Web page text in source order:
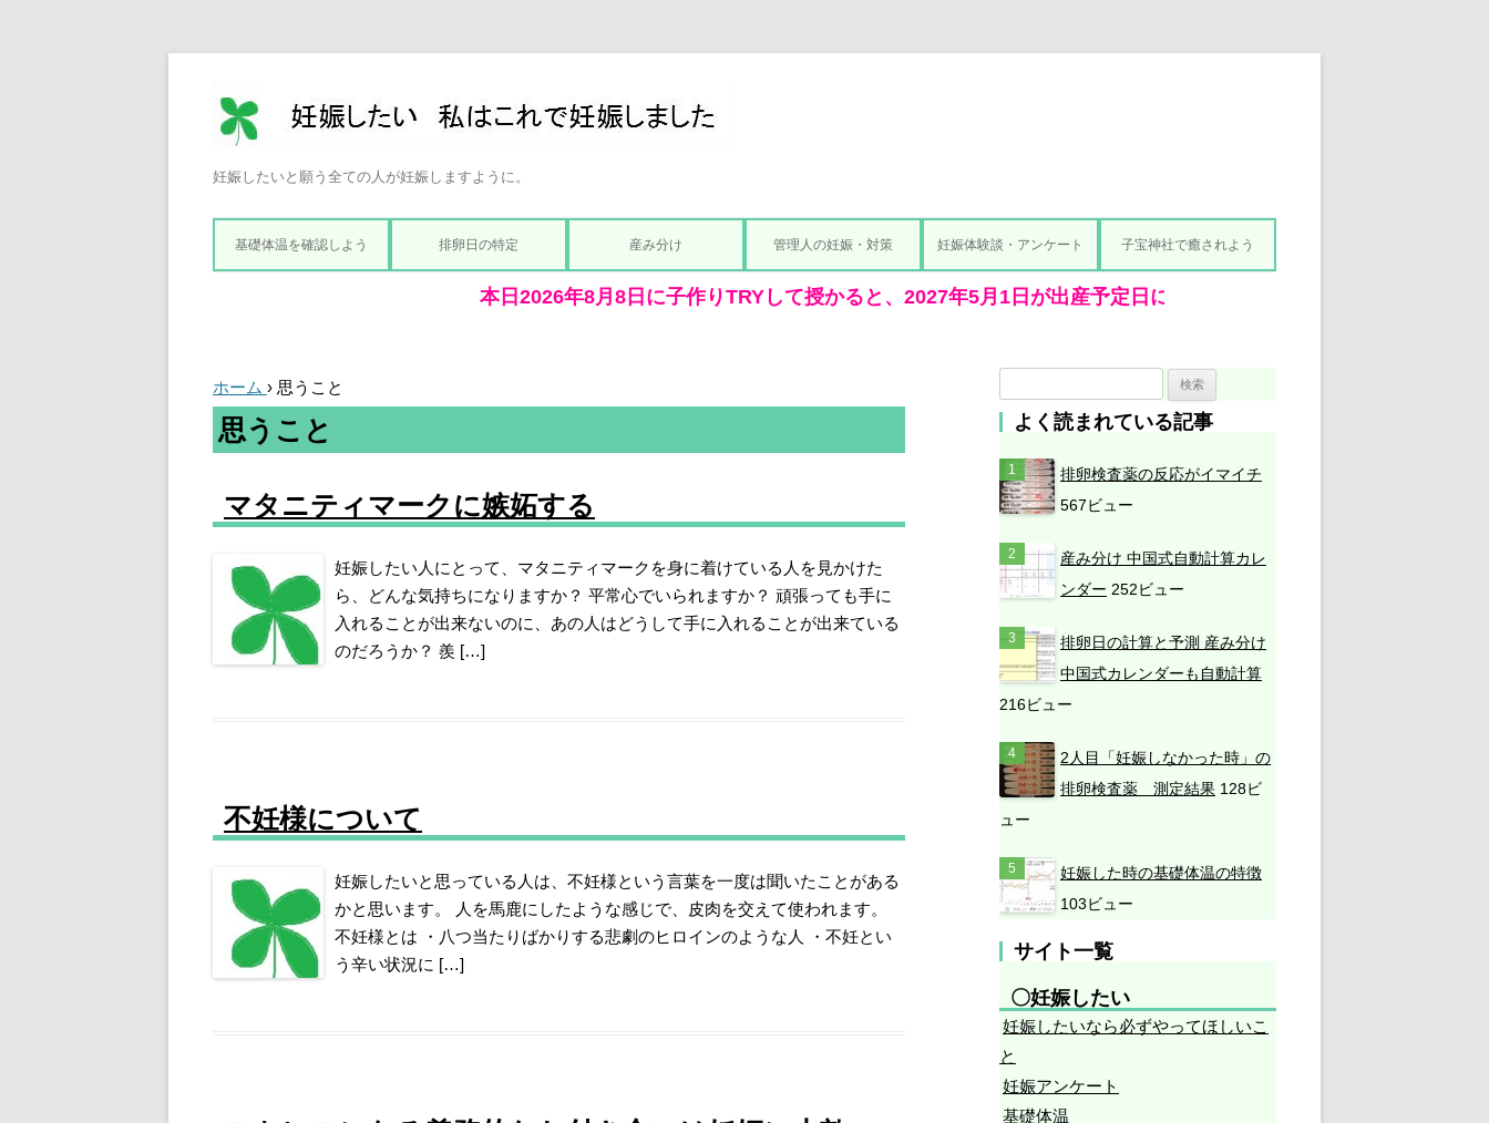
妊娠したいと願う全ての人が妊娠しますように。
コ
ン
ツ
へ
基礎体温を確認しよう 排卵日の特定 産み分け 管理人の妊娠・対策 妊娠体験談・アンケート 子宝神社で癒されよう
ホーム › 思うこと
思うこと
マタニティマークに嫉妬する
妊娠したい人にとって、マタニティマークを身に着けている人を見かけた
ら、どんな気持ちになりますか？ 平常心でいられますか？ 頑張っても手に
入れることが出来ないのに、あの人はどうして手に入れることが出来ている
のだろうか？ 羨 […]
不妊様について
妊娠したいと思っている人は、不妊様という言葉を一度は聞いたことがある
かと思います。 人を馬鹿にしたような感じで、皮肉を交えて使われます。
不妊様とは ・八つ当たりばかりする悲劇のヒロインのような人 ・不妊とい
う辛い状況に […]
:
よく読まれている記事
排卵検査薬の反応がイマイチ
567ビュー
産み分け 中国式自動計算カレ
ンダー 252ビュー
排卵日の計算と予測 産み分け
中国式カレンダーも自動計算
216ビュー
2人目「妊娠しなかった時」の
排卵検査薬 測定結果 128ビ
ュー
妊娠した時の基礎体温の特徴
103ビュー
サイト一覧
〇妊娠したい
妊娠したいなら必ずやってほしいこ
と
妊娠アンケート
基礎体温